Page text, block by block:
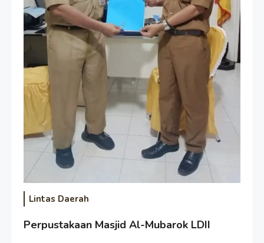
Lintas Daerah
Perpustakaan Masjid Al-Mubarok LDII